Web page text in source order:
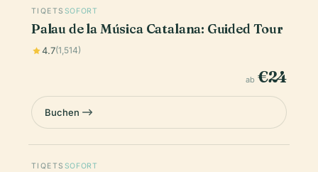
TIQETS SOFORT
Palau de la Música Catalana: Guided Tour
4.7(1,514)
ab €24
Buchen
TIQETS SOFORT